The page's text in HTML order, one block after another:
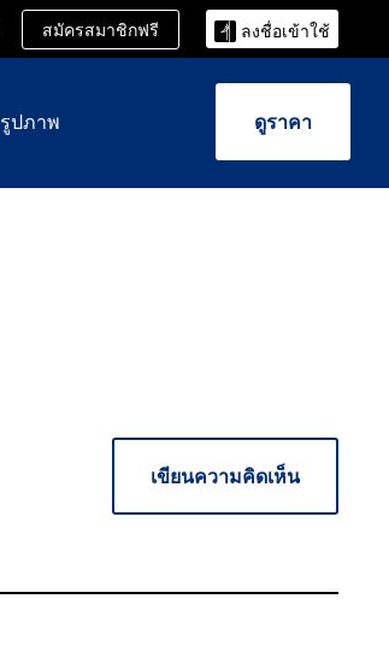
สมัครสมาชิกฟรี ลงชื่อเข้าใช้
รูปภาพ ดูราคา
เขียนความคิดเห็น